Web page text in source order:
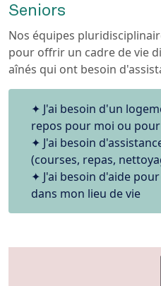
Seniors
Nos équipes
pour offrir un cadre de vie
aînés qui ont besoin
J'ai besoin d'un
repos pour moi ou
J'ai besoin
(courses, repas,
J'ai besoin d'aide
dans mon lieu de vie